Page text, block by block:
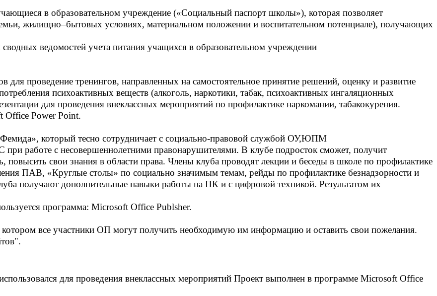
в образовательном учреждение («Социальный паспорт школы»), которая позволяет
жилищно–бытовых условиях, материальном положении и воспитательном потенциале), получающих
ведомостей учета питания учащихся в образовательном учреждении
проведение тренингов, направленных на самостоятельное принятие решений, оценку и развитие
психоактивных веществ (алкоголь, наркотики, табак, психоактивных ингаляционных
для проведения внеклассных мероприятий по профилактике наркомании, табакокурения.
Office Power Point.
который тесно сотрудничает с социально-правовой службой ОУ,ЮПМ
работе с несовершеннолетними правонарушителями. В клубе подросток сможет, получит
свои знания в области права. Члены клуба проводят лекции и беседы в школе по профилактике
ПАВ, «Круглые столы» по социально значимым темам, рейды по профилактике безнадзорности и
получают дополнительные навыки работы на ПК и с цифровой техникой. Результатом их
программа: Microsoft Office Publsher.
все участники ОП могут получить необходимую им информацию и оставить свои пожелания.
для проведения внеклассных мероприятий Проект выполнен в программе Microsoft Office